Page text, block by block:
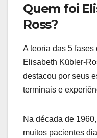
Quem foi
Ross?
A teoria das 5
Elisabeth Kübler-
destacou por seus
terminais e
Na década de
muitos pacientes